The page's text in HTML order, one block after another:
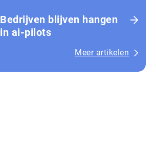
Bedrijven blijven hangen
in ai-pilots
Meer artikelen